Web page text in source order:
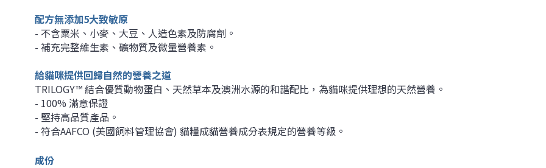
配方無添加5大致敏原
- 不含粟米、小麥、大豆、人造色素及防腐劑。
- 補充完整維生素、礦物質及微量營養素。
給貓咪提供回歸自然的營養之道
TRILOGY™ 結合優質動物蛋白、天然草本及澳洲水源的和諧配比，為貓咪提供理想的天然營養。
- 100% 滿意保證
- 堅持高品質產品。
- 符合AAFCO (美國飼料管理協會) 貓糧成貓營養成分表規定的營養等級。
成份